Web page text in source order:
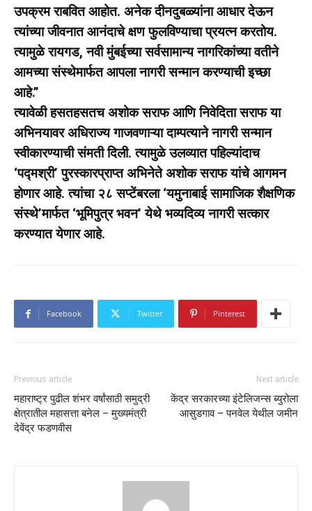
उपक्रम राबवित आहोत. अनेक दीनदुबळ्यांना आधार देऊन
त्यांच्या जीवनात आनंदाचे क्षण फुलविण्याचा प्रयत्न करतोय.
त्यामुळे रायगड, नवी मुंबईच्या सर्वसामान्य नागरिकांच्या वतीने
आमच्या संस्थेमार्फत आपला नागरी सन्मान करण्याची इच्छा
आहे.”
त्यावेळी हसतहसतच अशोक सराफ आणि निवेदिता सराफ या
अभिनयावर अधिराज्य गाजवणाऱ्या दाम्पत्याने नागरी सन्मान
स्वीकारण्याची संमती दिली. त्यामुळे उलव्यात पहिल्यांदाच
‘पद्मश्री’ पुरस्कारप्राप्त अभिनेते अशोक सराफ यांचे आगमन
होणार आहे. त्यांचा २८ सप्टेंबरला ‘यमुनाबाई सामाजिक शैक्षणिक
संस्थे’मार्फत ‘भूमिपुत्र भवन’ येथे भव्यदिव्य नागरी सत्कार
करण्यात येणार आहे.
Facebook Twitter Pinterest
Previous article
महाराष्ट्र पुढील शंभर वर्षांसाठी समुद्री
क्षेत्रातील महासत्ता बनेल – मुख्यमंत्री
देवेंद्र फडणवीस
Next article
केंद्र सरकारच्या इंटेलिजन्स ब्युरोला
आसुडगाव – पनवेल येथील जमीन